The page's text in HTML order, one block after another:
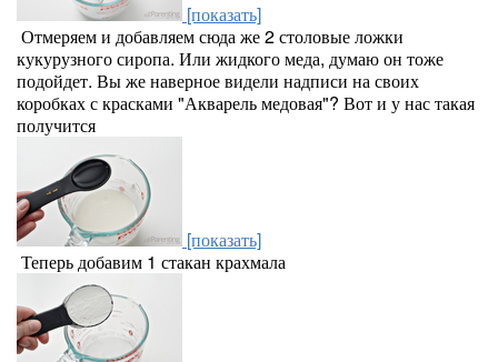
[показать]
Отмеряем и добавляем сюда же 2 столовые ложки
кукурузного сиропа. Или жидкого меда, думаю он тоже
подойдет. Вы же наверное видели надписи на своих
коробках с красками "Акварель медовая"? Вот и у нас такая
получится
[показать]
Теперь добавим 1 стакан крахмала